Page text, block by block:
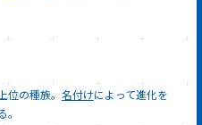
の種族。 名付けによって進化を